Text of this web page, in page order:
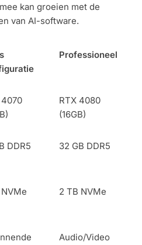
kan groeien met de
van AI-software.
Professioneel
4070
RTX 4080
(16GB)
DDR5 32 GB DDR5
NVMe 2 TB NVMe
Audio/Video